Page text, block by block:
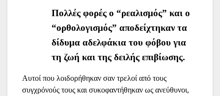
Πολλές φορές ο “ρεαλισμός” και ο
“ορθολογισμός” αποδείχτηκαν τα
δίδυμα αδελφάκια του φόβου για
τη ζωή και της δειλής επιβίωσης.
Αυτοί που λοιδορήθηκαν σαν τρελοί από τους
συγχρόνούς τους και συκοφαντήθηκαν ως ανεύθυνοι,